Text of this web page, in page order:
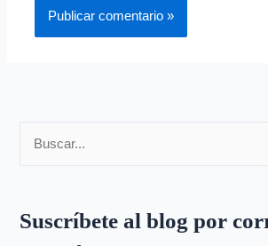
c
Suscríbete al blog por